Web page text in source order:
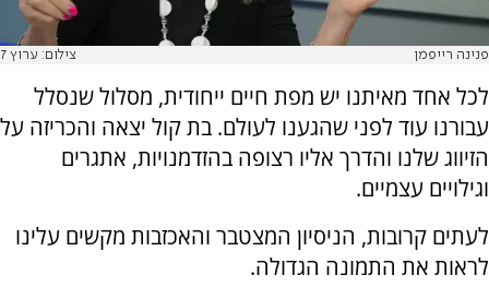
פנינה רייפמן צילום: ערוץ 7
לכל אחד מאיתנו יש מפת חיים ייחודית, מסלול שנסלל
עבורנו עוד לפני שהגענו לעולם. בת קול יצאה והכריזה על
הזיווג שלנו והדרך אליו רצופה בהזדמנויות, אתגרים
וגילויים עצמיים.
לעתים קרובות, הניסיון המצטבר והאכזבות מקשים עלינו
לראות את התמונה הגדולה.